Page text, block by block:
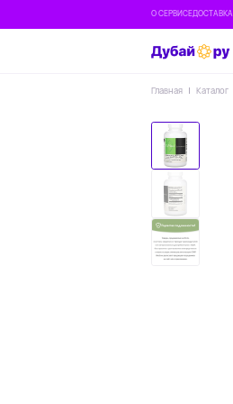
О СЕРВИСЕДОСТАВКА
Главная Каталог